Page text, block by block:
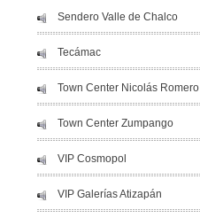
Sendero Valle de Chalco
Tecámac
Town Center Nicolás Romero
Town Center Zumpango
VIP Cosmopol
VIP Galerías Atizapán